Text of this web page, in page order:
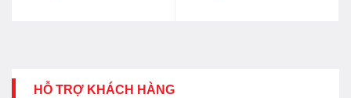
HỖ TRỢ KHÁCH HÀNG